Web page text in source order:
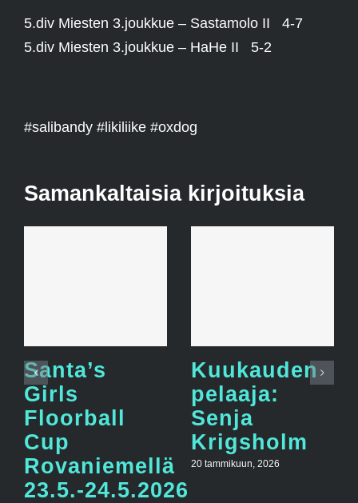
5.div Miesten 3.joukkue – Sastamolo II 4-7
5.div Miesten 3.joukkue – HaHe II 5-2
#salibandy #likiliike #oxdog
Samankaltaisia kirjoituksia
Santa’s
Girls
Floorball
Cup
Rovaniemellä
23.5.-24.5.2026
Kuukauden
pelaaja:
Senja
Krigsholm
20 tammikuun, 2026